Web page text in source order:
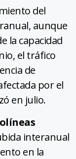
del
aunque
la capacidad
el tráfico
de
por el
en julio.
interanual
en la